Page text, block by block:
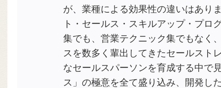
が、業種による効果性の違いはあり
ト・セールス・スキルアップ・プロ
集でも、営業テクニック集でもなく
スを数多く輩出してきたセールスト
なセールスパーソンを育成する中で
ス」の極意を全て盛り込み、開発し